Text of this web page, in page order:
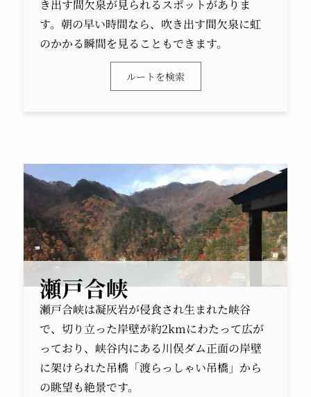
き出す間欠泉が見られるスポットがありま
す。朝の早い時間なら、吹き出す間欠泉に虹
のかかる瞬間を見ることもできます。
ルートを検索
瀬戸合峡
瀬戸合峡は凝灰岩が侵食され生まれた峡谷
で、切り立った岸壁が約2kmにわたって広が
っており、峡谷内にある川俣ダム正面の岸壁
に架けられた吊橋「渡らっしゃい吊橋」から
の眺望も絶景です。